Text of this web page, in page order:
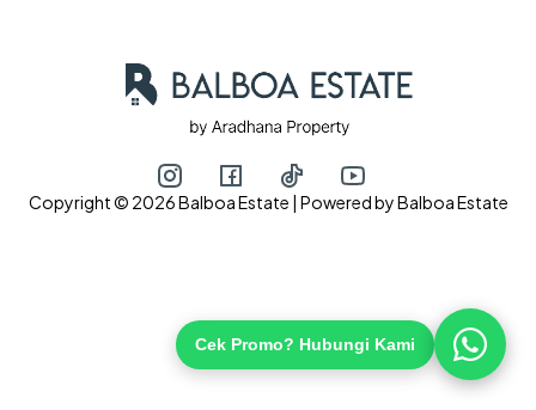
Copyright © 2026 Balboa Estate | Powered by Balboa Estate
Cek Promo? Hubungi Kami